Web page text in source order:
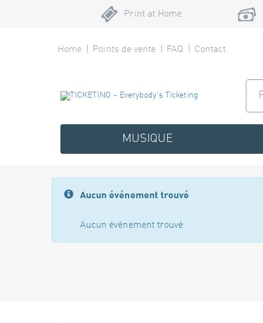
Print at Home
Home Points de vente FAQ Contact
MUSIQUE
Aucun événement trouvé
Aucun événement trouvé